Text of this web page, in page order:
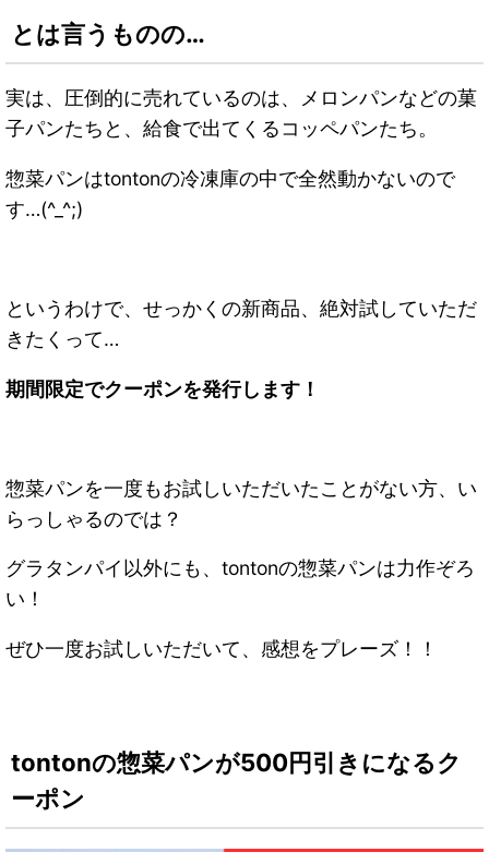
とは言うものの…
実は、圧倒的に売れているのは、メロンパンなどの菓
子パンたちと、給食で出てくるコッペパンたち。
惣菜パンはtontonの冷凍庫の中で全然動かないので
す…(^_^;)
というわけで、せっかくの新商品、絶対試していただ
きたくって…
期間限定でクーポンを発行します！
惣菜パンを一度もお試しいただいたことがない方、い
らっしゃるのでは？
グラタンパイ以外にも、tontonの惣菜パンは力作ぞろ
い！
ぜひ一度お試しいただいて、感想をプレーズ！！
tontonの惣菜パンが500円引きになるク
ーポン